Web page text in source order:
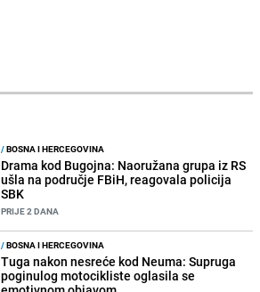
/BOSNA I HERCEGOVINA
Drama kod Bugojna: Naoružana grupa iz RS
ušla na područje FBiH, reagovala policija
SBK
PRIJE 2 DANA
/BOSNA I HERCEGOVINA
Tuga nakon nesreće kod Neuma: Supruga
poginulog motocikliste oglasila se